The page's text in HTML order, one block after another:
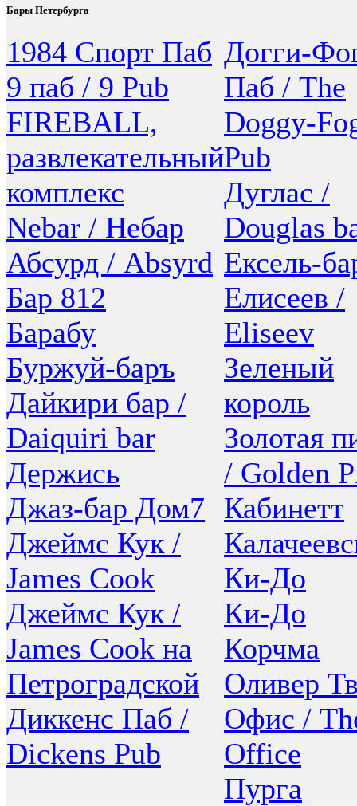
Бары Петербурга
1984 Спорт Паб
9 паб / 9 Pub
FIREBALL,
развлекательный
комплекс
Nebar / Небар
Абсурд / Absyrd
Бар 812
Барабу
Буржуй-баръ
Дайкири бар /
Daiquiri bar
Держись
Джаз-бар Дом7
Джеймс Кук /
James Cook
Джеймс Кук /
James Cook на
Петроградской
Диккенс Паб /
Dickens Pub
Догги-
Паб / The
Doggy-
Pub
Дуглас /
Douglas
Ексель-
Елисеев /
Eliseev
Зеленый
король
Золотая
/ Golden
Кабинетт
Ки-До
Ки-До
Корчма
Оливер
Офис /
Office
Пурга